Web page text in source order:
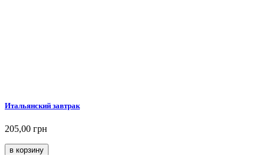
Итальянский завтрак
205,00 грн